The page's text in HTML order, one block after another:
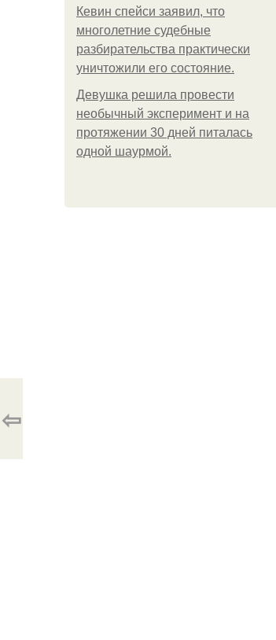
Кевин спейси заявил, что
многолетние судебные
разбирательства практически
уничтожили его состояние.
Девушка решила провести
необычный эксперимент и на
протяжении 30 дней питалась
одной шаурмой.
⇦